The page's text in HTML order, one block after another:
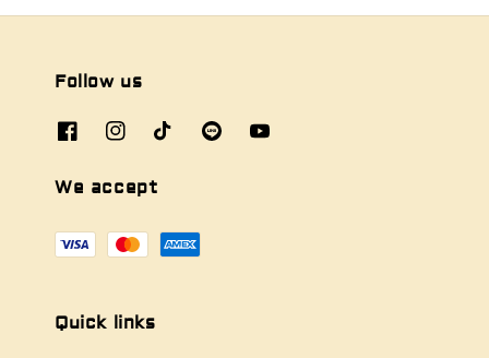
Follow us
We accept
Quick links